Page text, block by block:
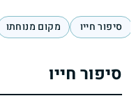
סיפור חייו מקום מנוחתו
סיפור חייו